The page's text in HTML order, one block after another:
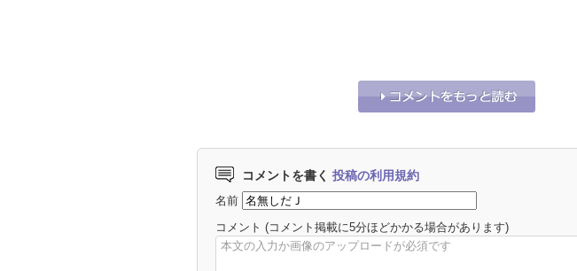
コメントを書く 投稿の利用規約
名前
コメント (コメント掲載に5分ほどかかる場合があります)